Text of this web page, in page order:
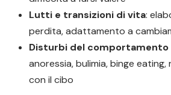
Lutti e transizioni di vita:
perdita, adattamento a
Disturbi del comportamento
anoressia, bulimia, binge
con il cibo